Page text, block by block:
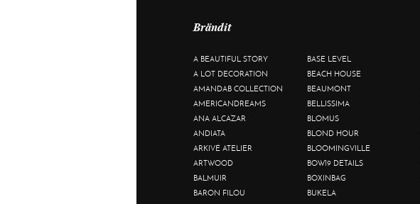
Brändit
A BEAUTIFUL STORY
A LOT DECORATION
AMANDAB COLLECTION
AMERICANDREAMS
ANA ALCAZAR
ANDIATA
ARKIVÉ ATELIER
ARTWOOD
BALMUIR
BARON FILOU
BASE LEVEL
BEACH HOUSE
BEAUMONT
BELLISSIMA
BLOMUS
BLOND HOUR
BLOOMINGVILLE
BOW19 DETAILS
BOXINBAG
BUKELA